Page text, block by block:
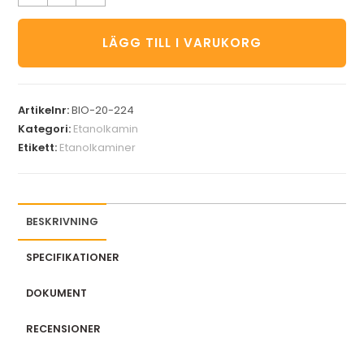
LÄGG TILL I VARUKORG
Artikelnr:BIO-20-224
Kategori: Etanolkamin
Etikett: Etanolkaminer
BESKRIVNING
SPECIFIKATIONER
DOKUMENT
RECENSIONER